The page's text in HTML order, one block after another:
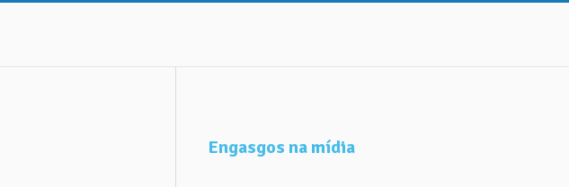
Engasgos na mídia